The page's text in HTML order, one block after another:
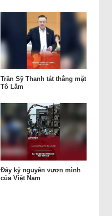
Trần Sỹ Thanh tát thẳng mặt
Tô Lâm
Đây kỷ nguyên vươn mình
của Việt Nam